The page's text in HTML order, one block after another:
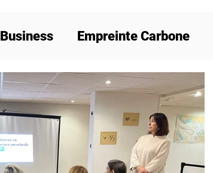
Business Empreinte Carbone
Communication Nos actus